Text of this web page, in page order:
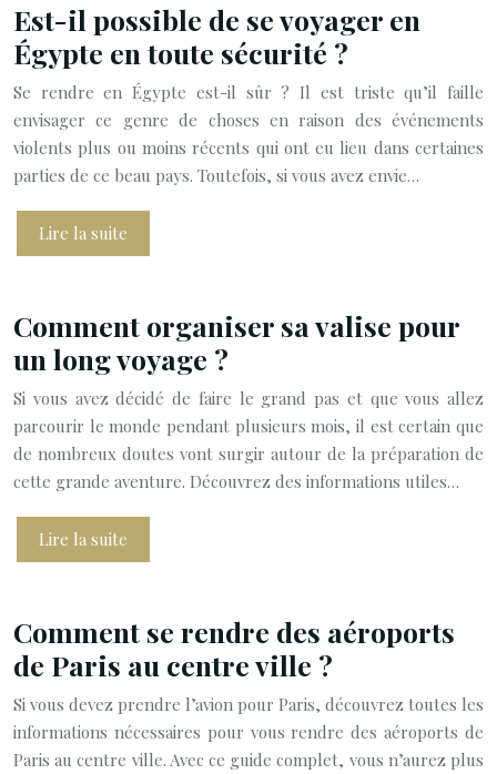
Est-il possible de se voyager en
Égypte en toute sécurité ?
Se rendre en Égypte est-il sûr ? Il est triste qu’il faille
envisager ce genre de choses en raison des événements
violents plus ou moins récents qui ont eu lieu dans certaines
parties de ce beau pays. Toutefois, si vous avez envie…
Lire la suite
Comment organiser sa valise pour
un long voyage ?
Si vous avez décidé de faire le grand pas et que vous allez
parcourir le monde pendant plusieurs mois, il est certain que
de nombreux doutes vont surgir autour de la préparation de
cette grande aventure. Découvrez des informations utiles…
Lire la suite
Comment se rendre des aéroports
de Paris au centre ville ?
Si vous devez prendre l’avion pour Paris, découvrez toutes les
informations nécessaires pour vous rendre des aéroports de
Paris au centre ville. Avec ce guide complet, vous n’aurez plus